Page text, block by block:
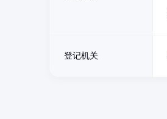
登记机关